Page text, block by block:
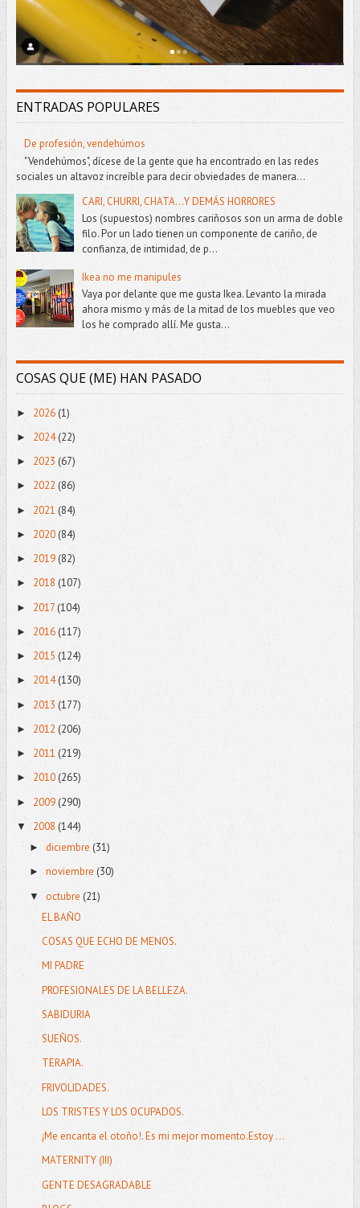
ENTRADAS POPULARES
De profesión, vendehúmos
"Vendehúmos", dícese de la gente que ha encontrado en las redes
sociales un altavoz increíble para decir obviedades de manera...
CARI, CHURRI, CHATA...Y DEMÁS HORRORES
Los (supuestos) nombres cariñosos son un arma de doble
filo. Por un lado tienen un componente de cariño, de
confianza, de intimidad, de p...
Ikea no me manipules
Vaya por delante que me gusta Ikea. Levanto la mirada
ahora mismo y más de la mitad de los muebles que veo
los he comprado allí. Me gusta...
COSAS QUE (ME) HAN PASADO
► 2026(1)
► 2024(22)
► 2023 (67)
► 2022 (86)
► 2021 (84)
► 2020 (84)
► 2019(82)
► 2018 (107)
► 2017 (104)
► 2016(117)
► 2015 (124)
► 2014(130)
► 2013 (177)
► 2012 (206)
► 2011 (219)
► 2010(265)
► 2009(290)
▼ 2008 (144)
► diciembre (31)
► noviembre (30)
▼ octubre (21)
EL BAÑO
COSAS QUE ECHO DE MENOS.
MI PADRE
PROFESIONALES DE LA BELLEZA.
SABIDURIA
SUEÑOS.
TERAPIA.
FRIVOLIDADES.
LOS TRISTES Y LOS OCUPADOS.
¡Me encanta el otoño!. Es mi mejor momento.Estoy ...
MATERNITY (III)
GENTE DESAGRADABLE